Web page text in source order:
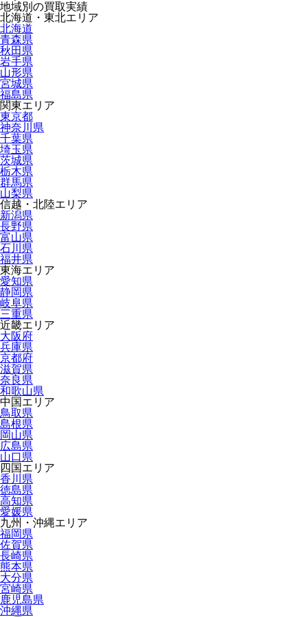
地域別の買取実績
北海道・東北エリア
北海道
青森県
秋田県
岩手県
山形県
宮城県
福島県
関東エリア
東京都
神奈川県
千葉県
埼玉県
茨城県
栃木県
群馬県
山梨県
信越・北陸エリア
新潟県
長野県
富山県
石川県
福井県
東海エリア
愛知県
静岡県
岐阜県
三重県
近畿エリア
大阪府
兵庫県
京都府
滋賀県
奈良県
和歌山県
中国エリア
鳥取県
島根県
岡山県
広島県
山口県
四国エリア
香川県
徳島県
高知県
愛媛県
九州・沖縄エリア
福岡県
佐賀県
長崎県
熊本県
大分県
宮崎県
鹿児島県
沖縄県